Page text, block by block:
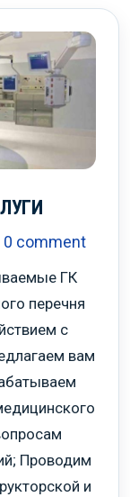
0 comment
ГК
перечня
с
вам
Проводим
и